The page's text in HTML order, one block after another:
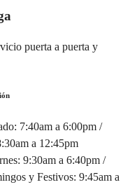
puerta a puerta y
7:40am a 6:00pm /
a 12:45pm
9:30am a 6:40pm /
y Festivos: 9:45am a